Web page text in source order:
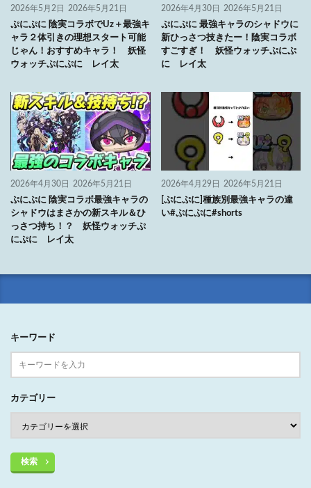
2026年5月2日 2026年5月21日
ぷにぷに 陰実コラボでUz＋最強キ
ャラ２体引きの理想スタート可能
じゃん！おすすめキャラ！ 妖怪
ウォッチぷにぷに レイ太
2026年4月30日 2026年5月21日
ぷにぷに 最強キャラのシャドウに
新ひっさつ技きたー！陰実コラボ
すごすぎ！ 妖怪ウォッチぷにぷ
に レイ太
2026年4月30日 2026年5月21日
ぷにぷに 陰実コラボ最強キャラの
シャドウはまさかの新スキル＆ひ
っさつ持ち！？ 妖怪ウォッチぷ
にぷに レイ太
2026年4月29日 2026年5月21日
[ぷにぷに]種族別最強キャラの違
い#ぷにぷに#shorts
キーワード
カテゴリー
検索